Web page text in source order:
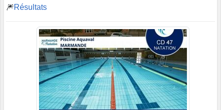
🎆Résultats